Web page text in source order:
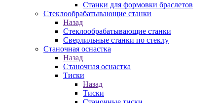
Станки для формовки браслетов
Стеклообрабатывающие станки
Назад
Стеклообрабатывающие станки
Сверлильные станки по стеклу
Станочная оснастка
Назад
Станочная оснастка
Тиски
Назад
Тиски